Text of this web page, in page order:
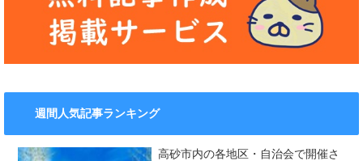
週間人気記事ランキング
高砂市内の各地区・自治会で開催さ